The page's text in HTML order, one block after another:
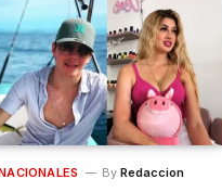
By Redaccion